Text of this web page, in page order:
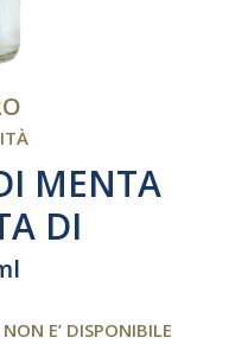
MENTA
DI
E’ DISPONIBILE